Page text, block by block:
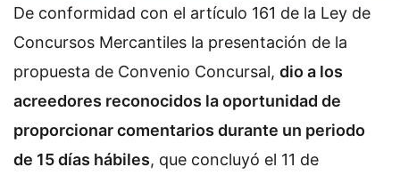
De conformidad con el artículo 161 de la Ley de
Concursos Mercantiles la presentación de la
propuesta de Convenio Concursal, dio a los
acreedores reconocidos la oportunidad de
proporcionar comentarios durante un periodo
de 15 días hábiles, que concluyó el 11 de